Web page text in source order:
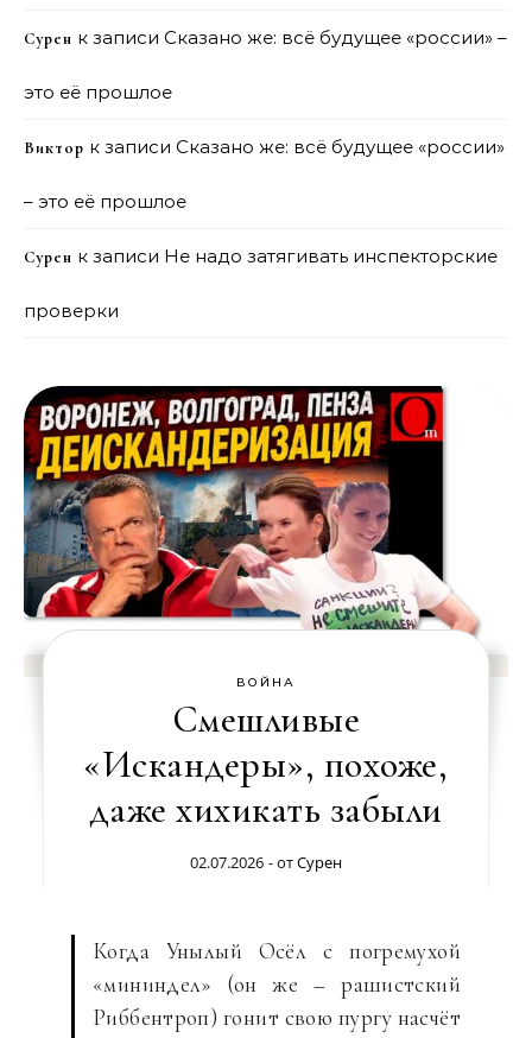
Сурен к записи Сказано же: всё будущее «россии» –
это её прошлое
Виктор к записи Сказано же: всё будущее «россии»
– это её прошлое
Сурен к записи Не надо затягивать инспекторские
проверки
ВОЙНА
Смешливые
«Искандеры», похоже,
даже хихикать забыли
02.07.2026 - отСурен
Когда Унылый Осёл с погремухой
«мининдел» (он же – рашистский
Риббентроп) гонит свою пургу насчёт